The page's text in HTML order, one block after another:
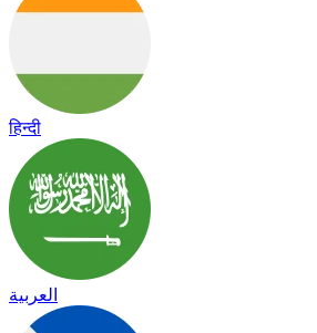
हिन्दी
العربية